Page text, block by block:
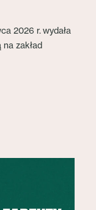
2026 r. wydała
zakład